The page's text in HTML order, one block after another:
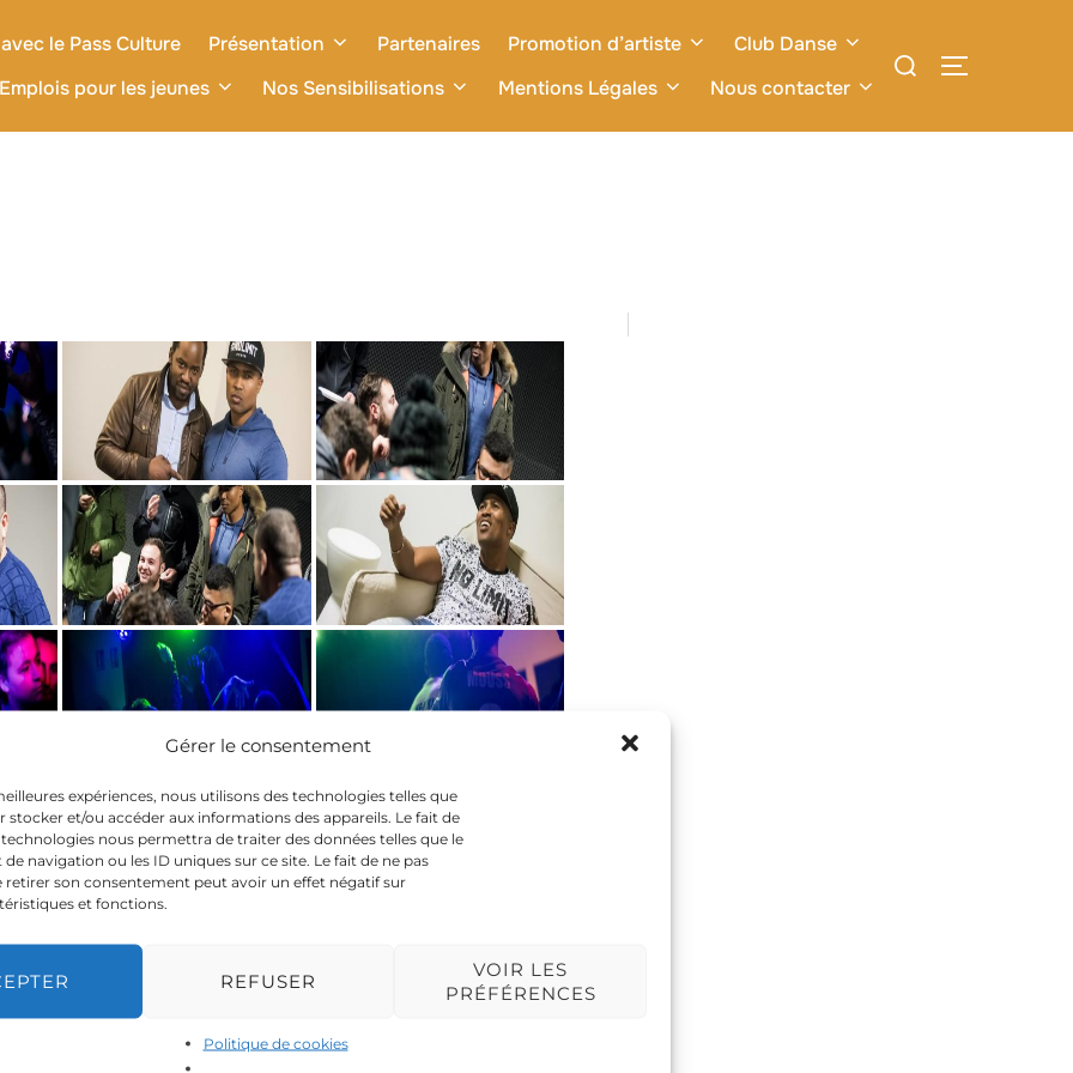
Gérer le consentement
expériences, nous utilisons des technologies telles que
stocker et/ou accéder aux informations des appareils. Le fait de
nous permettra de traiter des données telles que le
navigation ou les ID uniques sur ce site. Le fait de ne pas
retirer son consentement peut avoir un effet négatif sur
et fonctions.
REFUSER
VOIR LES
PRÉFÉRENCES
Politique de cookies
le Pass Culture Présentation Partenaires Promotion d’artiste
Club Danse
pour les jeunes
Nos Sensibilisations Mentions Légales Nous contacter